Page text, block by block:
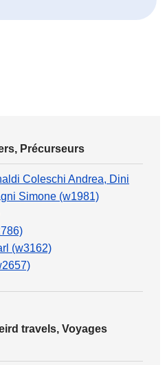
Précurseurs
Coleschi Andrea, Dini
Simone (w1981)
(w3162)
travels, Voyages